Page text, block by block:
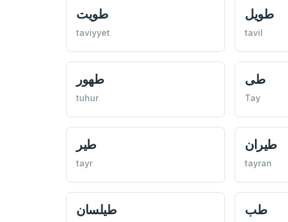
طويت
taviyyet
طويل
tavil
طهور
tuhur
طی
Tay
طير
tayr
طيران
tayran
طيلسان طب